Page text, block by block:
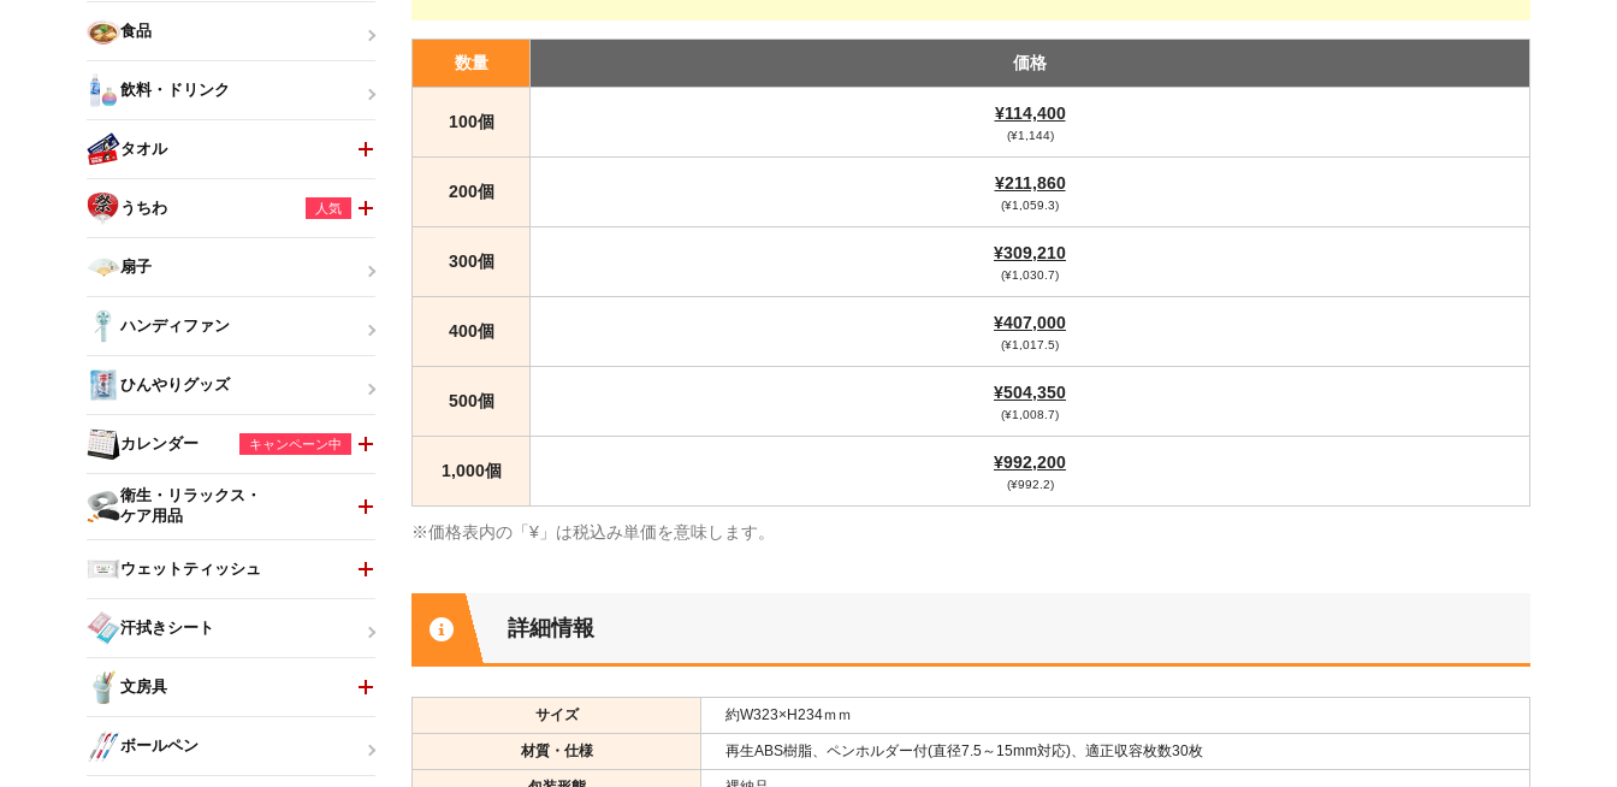
数量 価格
100個 ¥114,400
(¥1,144)
200個 ¥211,860
(¥1,059.3)
300個 ¥309,210
(¥1,030.7)
400個 ¥407,000
(¥1,017.5)
500個 ¥504,350
(¥1,008.7)
1,000個 ¥992,200
(¥992.2)
※価格表内の「¥」は税込み単価を意味します。
詳細情報
サイズ 約W323×H234ｍｍ
材質・仕様 再生ABS樹脂、ペンホルダー付(直径7.5～15mm対応)、適正収容枚数30枚
食品
飲料・ドリンク
タオル
うちわ 人気
扇子
ハンディファン
ひんやりグッズ
カレンダー キャンペーン中
衛生・リラックス・
ケア用品
ウェットティッシュ
汗拭きシート
文房具
ボールペン